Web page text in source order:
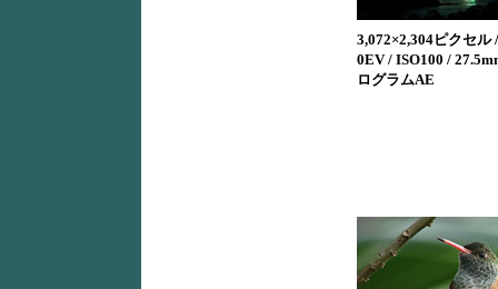
3,072×2,304ピクセル
0EV / ISO100 /
ログラムAE